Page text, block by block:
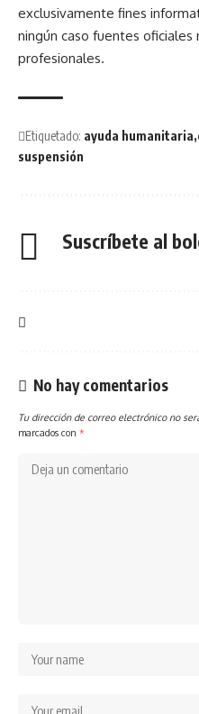
exclusivamente fines
ningún caso fuentes oficiales
profesionales.
Etiquetado: ayuda humanitaria
suspensión
Suscríbete al
No hay comentarios
Tu dirección de correo electrónico no
marcados con *